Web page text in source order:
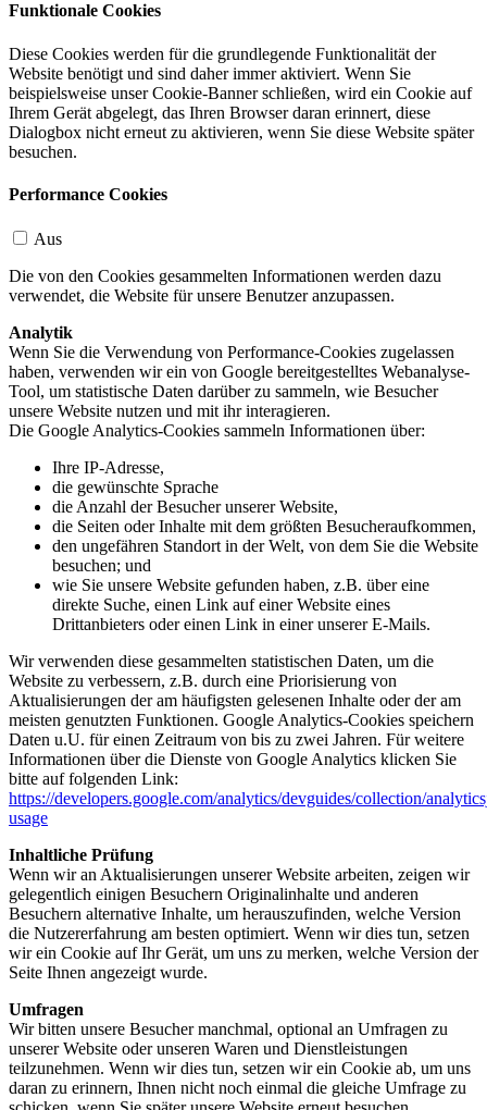
Funktionale Cookies
Diese Cookies werden für die grundlegende Funktionalität der
Website benötigt und sind daher immer aktiviert. Wenn Sie
beispielsweise unser Cookie-Banner schließen, wird ein Cookie auf
Ihrem Gerät abgelegt, das Ihren Browser daran erinnert, diese
Dialogbox nicht erneut zu aktivieren, wenn Sie diese Website später
besuchen.
Performance Cookies
Aus
Die von den Cookies gesammelten Informationen werden dazu
verwendet, die Website für unsere Benutzer anzupassen.
Analytik
Wenn Sie die Verwendung von Performance-Cookies zugelassen
haben, verwenden wir ein von Google bereitgestelltes Webanalyse-
Tool, um statistische Daten darüber zu sammeln, wie Besucher
unsere Website nutzen und mit ihr interagieren.
Die Google Analytics-Cookies sammeln Informationen über:
Ihre IP-Adresse,
die gewünschte Sprache
die Anzahl der Besucher unserer Website,
die Seiten oder Inhalte mit dem größten Besucheraufkommen,
den ungefähren Standort in der Welt, von dem Sie die Website
besuchen; und
wie Sie unsere Website gefunden haben, z.B. über eine
direkte Suche, einen Link auf einer Website eines
Drittanbieters oder einen Link in einer unserer E-Mails.
Wir verwenden diese gesammelten statistischen Daten, um die
Website zu verbessern, z.B. durch eine Priorisierung von
Aktualisierungen der am häufigsten gelesenen Inhalte oder der am
meisten genutzten Funktionen. Google Analytics-Cookies speichern
Daten u.U. für einen Zeitraum von bis zu zwei Jahren. Für weitere
Informationen über die Dienste von Google Analytics klicken Sie
bitte auf folgenden Link:
https://developers.google.com/analytics/devguides/collection/
usage
Inhaltliche Prüfung
Wenn wir an Aktualisierungen unserer Website arbeiten, zeigen wir
gelegentlich einigen Besuchern Originalinhalte und anderen
Besuchern alternative Inhalte, um herauszufinden, welche Version
die Nutzererfahrung am besten optimiert. Wenn wir dies tun, setzen
wir ein Cookie auf Ihr Gerät, um uns zu merken, welche Version der
Seite Ihnen angezeigt wurde.
Umfragen
Wir bitten unsere Besucher manchmal, optional an Umfragen zu
unserer Website oder unseren Waren und Dienstleistungen
teilzunehmen. Wenn wir dies tun, setzen wir ein Cookie ab, um uns
daran zu erinnern, Ihnen nicht noch einmal die gleiche Umfrage zu